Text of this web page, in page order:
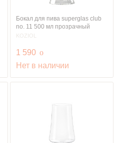
Бокал для пива superglas club
no. 11 500 мл прозрачный
KOZIOL
1 590 руб.
o
Нет в наличии